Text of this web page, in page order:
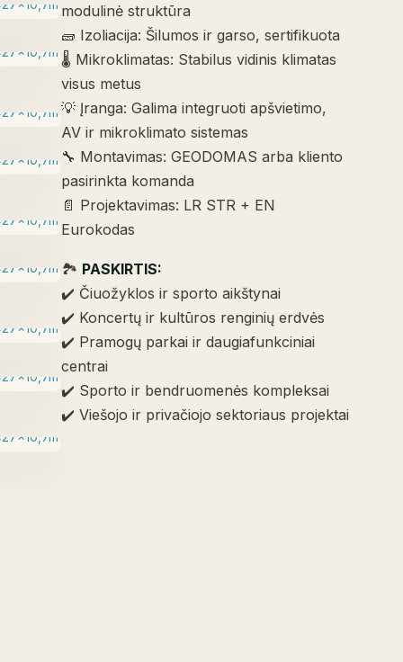
modulinė struktūra
🧱 Izoliacija: Šilumos ir garso, sertifikuota
🌡️ Mikroklimatas: Stabilus vidinis klimatas
visus metus
💡 Įranga: Galima integruoti apšvietimo,
AV ir mikroklimato sistemas
🔧 Montavimas: GEODOMAS arba kliento
pasirinkta komanda
📄 Projektavimas: LR STR + EN
Eurokodas
🏞️ PASKIRTIS:
✔️ Čiuožyklos ir sporto aikštynai
✔️ Koncertų ir kultūros renginių erdvės
✔️ Pramogų parkai ir daugiafunkciniai
centrai
✔️ Sporto ir bendruomenės kompleksai
✔️ Viešojo ir privačiojo sektoriaus projektai